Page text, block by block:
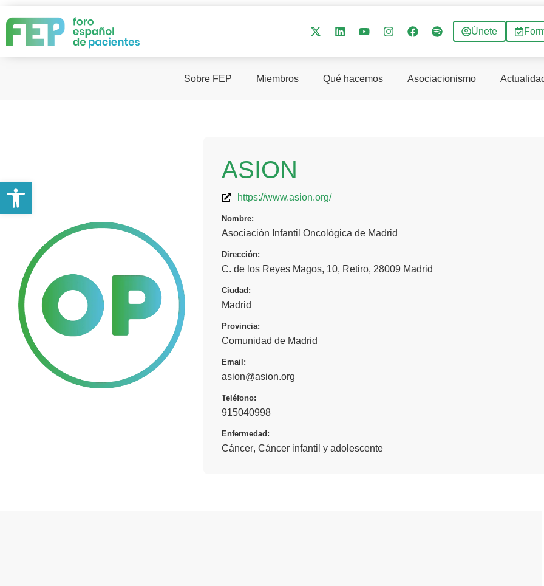
Únete
Sobre FEP Miembros Qué hacemos Asociacionismo
ASION
https://www.asion.org/
Nombre:
Asociación Infantil Oncológica de Madrid
Dirección:
C. de los Reyes Magos, 10, Retiro, 28009 Madrid
Ciudad:
Madrid
Provincia:
Comunidad de Madrid
Email:
asion@asion.org
Teléfono:
915040998
Enfermedad:
Cáncer, Cáncer infantil y adolescente
Abrir barra de herramientas